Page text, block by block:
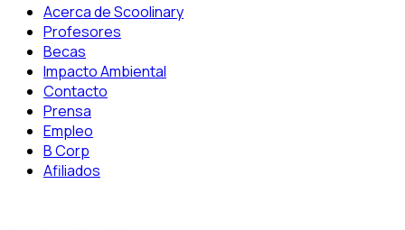
Acerca de Scoolinary
Profesores
Becas
Impacto Ambiental
Contacto
Prensa
Empleo
B Corp
Afiliados